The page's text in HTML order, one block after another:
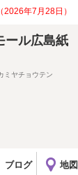
年7月28日）
ール広島紙
ヤチョウテン
ブログ 地図